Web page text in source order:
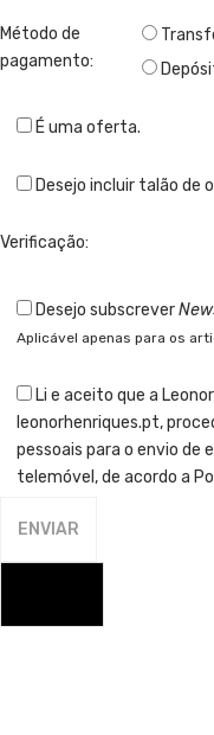
Método de
pagamento:
É uma oferta.
Desejo incluir talão de
Verificação:
Desejo subscrever
Aplicável apenas para os
Li e aceito que a
leonorhenriques.pt,
pessoais para o envio de
telemóvel, de acordo a